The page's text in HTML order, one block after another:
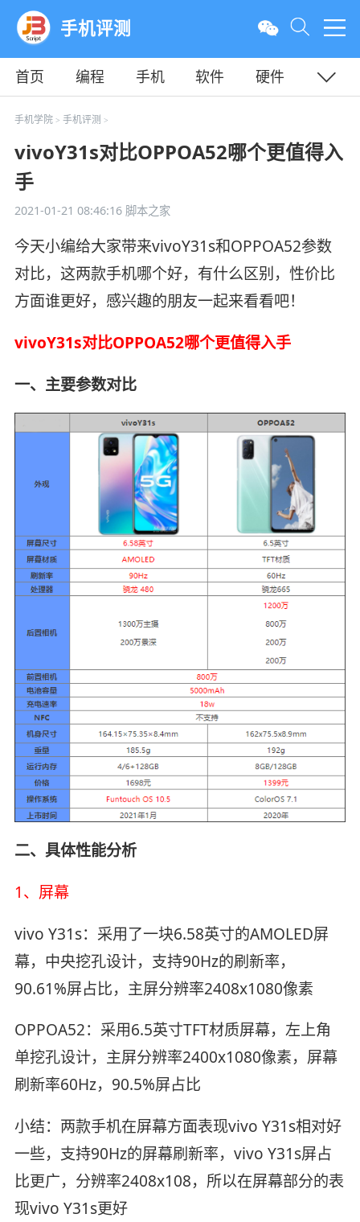
手机评测
首页 编程 手机 软件
硬件
教程
平面
手机学院> 手机评测 >
vivoY31s对比OPPOA52哪个更值得入
手
2021-01-21 08:46:16脚本之家
今天小编给大家带来vivoY31s和OPPOA52参数
对比，这两款手机哪个好，有什么区别，性价比
方面谁更好，感兴趣的朋友一起来看看吧！
vivoY31s对比OPPOA52哪个更值得入手
一、主要参数对比
二、具体性能分析
1、屏幕
vivo Y31s：采用了一块6.58英寸的AMOLED屏
幕，中央挖孔设计，支持90Hz的刷新率，
90.61%屏占比，主屏分辨率2408x1080像素
OPPOA52：采用6.5英寸TFT材质屏幕，左上角
单挖孔设计，主屏分辨率2400x1080像素，屏幕
刷新率60Hz，90.5%屏占比
小结：两款手机在屏幕方面表现vivo Y31s相对好
一些，支持90Hz的屏幕刷新率，vivo Y31s屏占
比更广，分辨率2408x108，所以在屏幕部分的表
现vivo Y31s更好